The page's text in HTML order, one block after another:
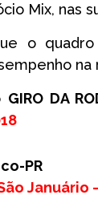
Mix, nas
o
na
GIRO DA
PR
Januário